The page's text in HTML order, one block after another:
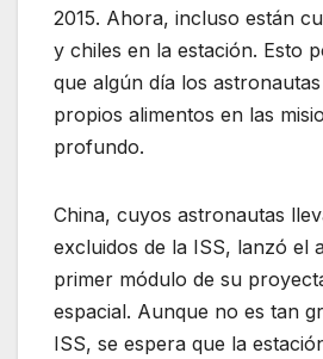
2015. Ahora, incluso están
y chiles en la estación. Esto
que algún día los
propios alimentos en las
profundo.
China, cuyos astronautas
excluidos de la ISS, lanzó el
primer módulo de su
espacial. Aunque no es tan
ISS, se espera que la